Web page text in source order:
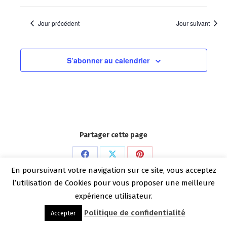
Jour précédent Jour suivant
S’abonner au calendrier
Partager cette page
Partager
sur
Facebook
Partager
sur
Partager
sur
Copyright Benoit Dechelle 2026
Menu bas
En poursuivant votre navigation sur ce site, vous acceptez
l’utilisation de Cookies pour vous proposer une meilleure
expérience utilisateur.
Accepter Politique de confidentialité